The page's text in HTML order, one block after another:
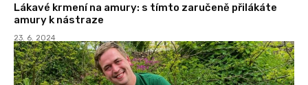
Lákavé krmení na amury: s tímto zaručeně přilákáte
amury k nástraze
23. 6. 2024